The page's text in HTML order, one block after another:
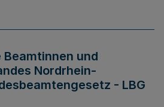
und
Nordrhein-
- LBG